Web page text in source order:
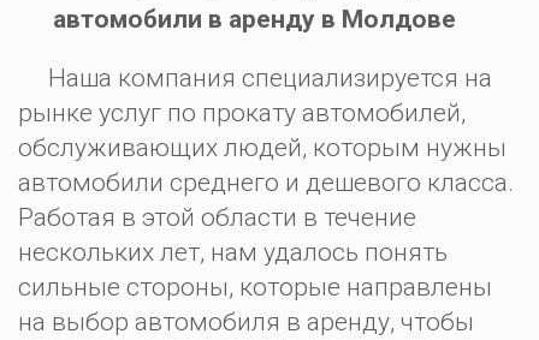
автомобили в аренду в Молдове
Наша компания специализируется на
рынке услуг по прокату автомобилей,
обслуживающих людей, которым нужны
автомобили среднего и дешевого класса.
Работая в этой области в течение
нескольких лет, нам удалось понять
сильные стороны, которые направлены
на выбор автомобиля в аренду, чтобы